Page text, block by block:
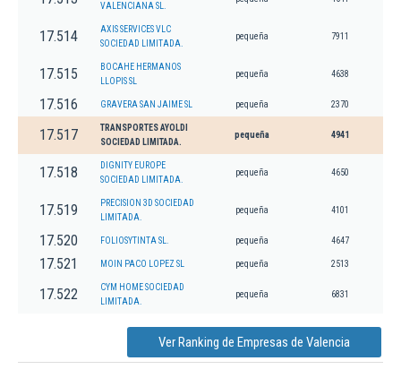
VALENCIANA SL.
17.514
AXIS SERVICES VLC
SOCIEDAD LIMITADA.
pequeña 7911
17.515
BOCAHE HERMANOS
LLOPIS SL
pequeña 4638
17.516 GRAVERA SAN JAIME SL pequeña 2370
17.517
TRANSPORTES AYOLDI
SOCIEDAD LIMITADA.
pequeña 4941
17.518
DIGNITY EUROPE
SOCIEDAD LIMITADA.
pequeña 4650
17.519
PRECISION 3D SOCIEDAD
LIMITADA.
pequeña 4101
17.520 FOLIOSYTINTA SL. pequeña 4647
17.521 MOIN PACO LOPEZ SL pequeña 2513
17.522
CYM HOME SOCIEDAD
LIMITADA.
pequeña 6831
Ver Ranking de Empresas de Valencia